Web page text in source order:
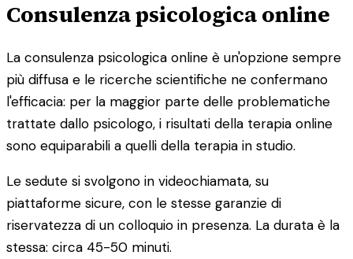
Consulenza psicologica online
La consulenza psicologica online è un'opzione sempre
più diffusa e le ricerche scientifiche ne confermano
l'efficacia: per la maggior parte delle problematiche
trattate dallo psicologo, i risultati della terapia online
sono equiparabili a quelli della terapia in studio.
Le sedute si svolgono in videochiamata, su
piattaforme sicure, con le stesse garanzie di
riservatezza di un colloquio in presenza. La durata è la
stessa: circa 45-50 minuti.